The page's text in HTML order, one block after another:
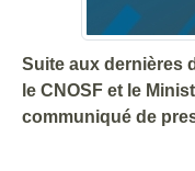
Suite aux dernières
le CNOSF et le
communiqué de